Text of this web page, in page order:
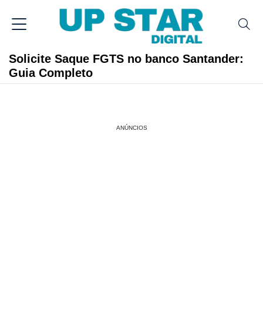
Solicite Saque FGTS no banco Santander:
Guia Completo
ANÚNCIOS